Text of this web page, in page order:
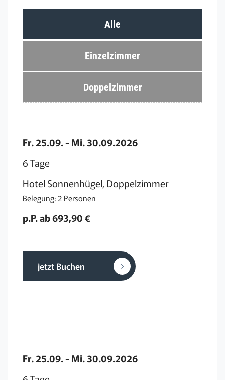
Alle
Einzelzimmer
Doppelzimmer
Fr. 25.09. - Mi. 30.09.2026
6 Tage
Hotel Sonnenhügel, Doppelzimmer
Belegung: 2 Personen
p.P. ab 693,90 €
jetzt Buchen
Fr. 25.09. - Mi. 30.09.2026